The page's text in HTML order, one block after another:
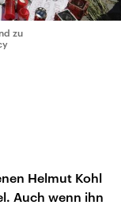
zu
Helmut Kohl
Auch wenn ihn